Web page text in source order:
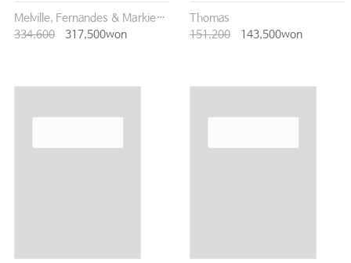
Melville, Fernandes & Markiewicz
334,600
317,500won
Thomas
151,200
143,500won